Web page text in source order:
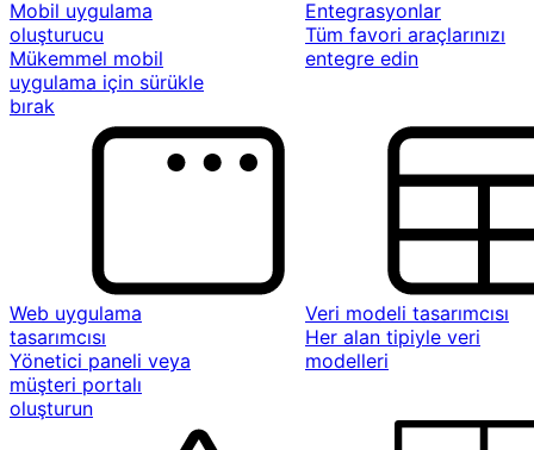
Mobil uygulama
oluşturucu
Mükemmel mobil
uygulama için sürükle
bırak
Entegrasyonlar
Tüm favori araçlarınızı
entegre edin
Web uygulama
tasarımcısı
Yönetici paneli veya
müşteri portalı
oluşturun
Veri modeli tasarımcısı
Her alan tipiyle veri
modelleri